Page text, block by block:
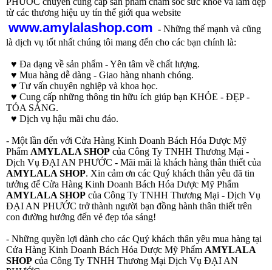
từ các thương hiệu uy tín thế giới qua website
www.amylalashop.com - Những thế mạnh và cũng
là dịch vụ tốt nhất chúng tôi mang đến cho các bạn chính là:
♥ Đa dạng về sản phẩm - Yên tâm về chất lượng.
♥ Mua hàng dễ dàng - Giao hàng nhanh chóng.
♥ Tư vấn chuyên nghiệp và khoa học.
♥ Cung cấp những thông tin hữu ích giúp bạn KHỎE - ĐẸP -
TỎA SÁNG.
♥ Dịch vụ hậu mãi chu đáo.
- Một lần đến với Cửa Hàng Kinh Doanh Bách Hóa Dược Mỹ
Phẩm AMYLALA SHOP của Công Ty TNHH Thương Mại -
Dịch Vụ ĐẠI AN PHƯỚC - Mãi mãi là khách hàng thân thiết của
AMYLALA SHOP. Xin cảm ơn các Quý khách thân yêu đã tin
tưởng để Cửa Hàng Kinh Doanh Bách Hóa Dược Mỹ Phẩm
AMYLALA SHOP của Công Ty TNHH Thương Mại - Dịch Vụ
ĐẠI AN PHƯỚC trở thành người bạn đồng hành thân thiết trên
con đường hướng đến vẻ đẹp tỏa sáng!
- Những quyền lợi dành cho các Quý khách thân yêu mua hàng tại
Cửa Hàng Kinh Doanh Bách Hóa Dược Mỹ Phẩm AMYLALA
SHOP của Công Ty TNHH Thương Mại Dịch Vụ ĐẠI AN